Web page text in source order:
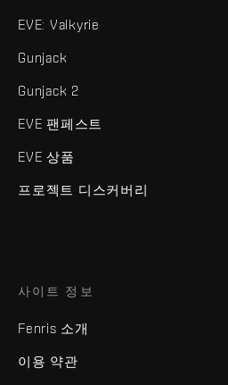
EVE: Valkyrie
Gunjack
Gunjack 2
EVE 팬페스트
EVE 상품
프로젝트 디스커버리
사이트 정보
Fenris 소개
이용 약관